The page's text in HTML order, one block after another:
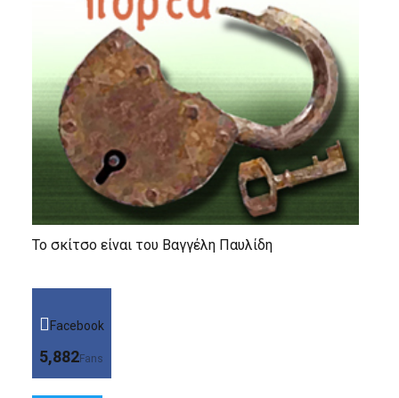
Το σκίτσο είναι του Βαγγέλη Παυλίδη
Facebook
5,882Fans